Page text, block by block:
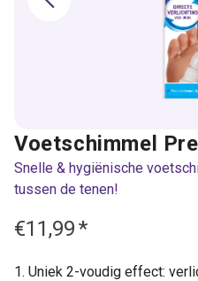
Voetschimmel
Snelle & hygiënische
tussen de tenen!
€11,99*
Uniek 2-voudig effect: